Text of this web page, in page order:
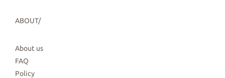
ABOUT/
About us
FAQ
Policy